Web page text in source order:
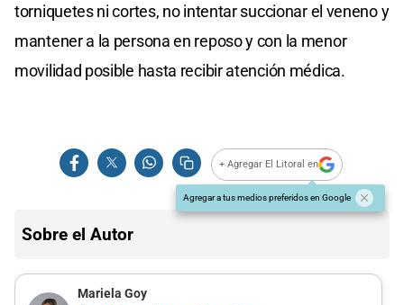
torniquetes ni cortes, no intentar succionar el veneno y
mantener a la persona en reposo y con la menor
movilidad posible hasta recibir atención médica.
+ Agregar El Litoral en
Agregar a tus medios preferidos en Google
Sobre el Autor
Mariela Goy